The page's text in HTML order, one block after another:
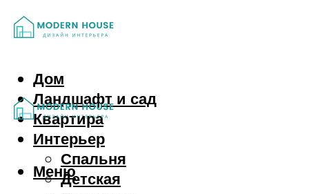
Дом
Ландшафт и сад
Квартира
Интерьер
Спальня
Детская
Меню